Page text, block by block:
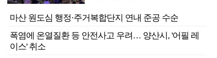
마산 원도심 행정·주거복합단지 연내 준공 수순
폭염에 온열질환 등 안전사고 우려… 양산시, '어필 레
이스' 취소